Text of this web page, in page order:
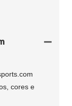
cores e